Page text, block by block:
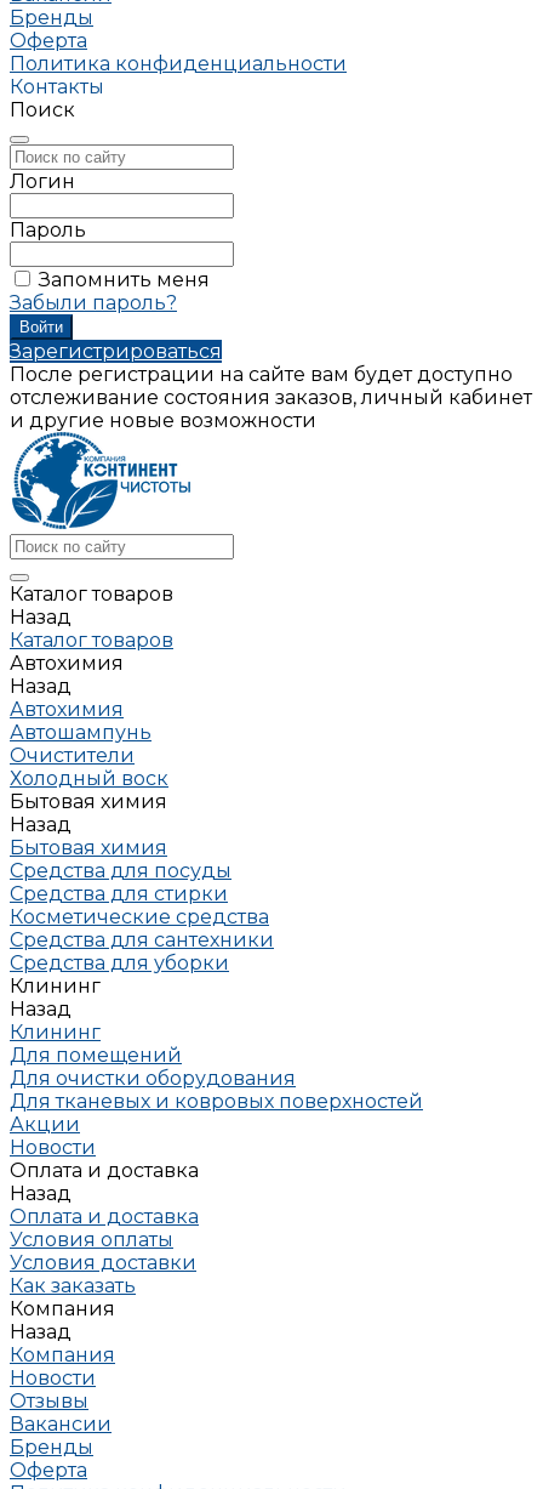
Бренды
Оферта
Политика конфиденциальности
Контакты
Поиск
Логин
Пароль
Запомнить меня
Забыли пароль?
Зарегистрироваться
После регистрации на сайте вам будет доступно
отслеживание состояния заказов, личный кабинет
и другие новые возможности
Каталог товаров
Назад
Каталог товаров
Автохимия
Назад
Автохимия
Автошампунь
Очистители
Холодный воск
Бытовая химия
Назад
Бытовая химия
Средства для посуды
Средства для стирки
Косметические средства
Средства для сантехники
Средства для уборки
Клининг
Назад
Клининг
Для помещений
Для очистки оборудования
Для тканевых и ковровых поверхностей
Акции
Новости
Оплата и доставка
Назад
Оплата и доставка
Условия оплаты
Условия доставки
Как заказать
Компания
Назад
Компания
Новости
Отзывы
Вакансии
Бренды
Оферта